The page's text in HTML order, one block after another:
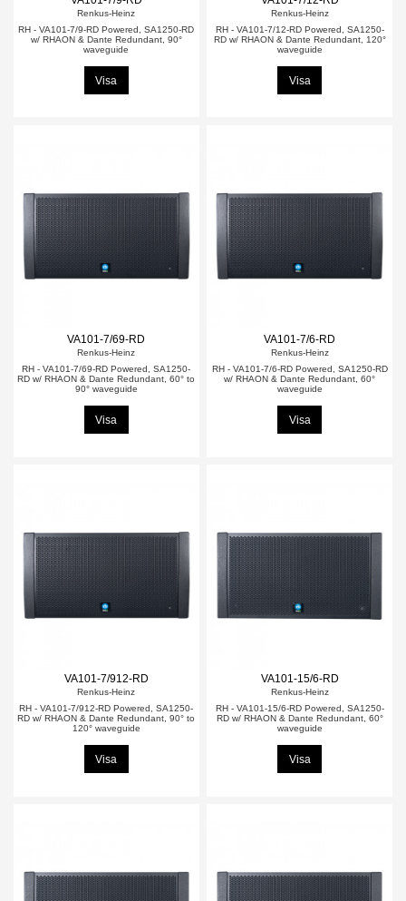
Renkus-Heinz
RH - VA101-7/9-RD Powered, SA1250-RD
w/ RHAON & Dante Redundant, 90°
waveguide
Visa
Renkus-Heinz
RH - VA101-7/12-RD Powered, SA1250-
RD w/ RHAON & Dante Redundant, 120°
waveguide
Visa
VA101-7/69-RD
Renkus-Heinz
RH - VA101-7/69-RD Powered, SA1250-
RD w/ RHAON & Dante Redundant, 60° to
90° waveguide
Visa
VA101-7/6-RD
Renkus-Heinz
RH - VA101-7/6-RD Powered, SA1250-RD
w/ RHAON & Dante Redundant, 60°
waveguide
Visa
VA101-7/912-RD
Renkus-Heinz
RH - VA101-7/912-RD Powered, SA1250-
RD w/ RHAON & Dante Redundant, 90° to
120° waveguide
Visa
VA101-15/6-RD
Renkus-Heinz
RH - VA101-15/6-RD Powered, SA1250-
RD w/ RHAON & Dante Redundant, 60°
waveguide
Visa